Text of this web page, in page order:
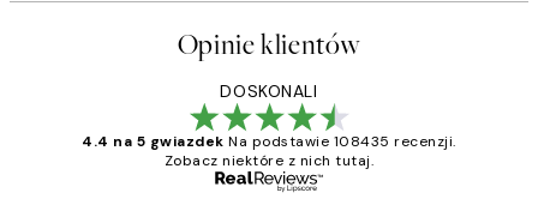
Opinie klientów
DOSKONALI
4.4 na 5 gwiazdek Na podstawie 108435 recenzji.
Zobacz niektóre z nich tutaj.